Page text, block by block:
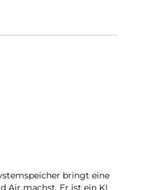
bringt eine
Air machst. Er ist ein KI